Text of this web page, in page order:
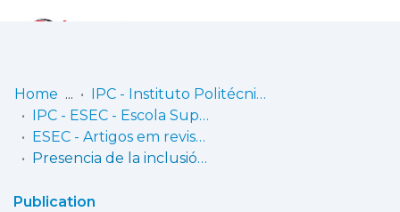
Communities
& Collections
Home
IPC - Instituto Politécnico de Coimbra
IPC - ESEC - Escola Superior de Educação de Coimbra
ESEC - Artigos em revistas
Presencia de la inclusión en la educación musical: estudio bibliométrico
Publication